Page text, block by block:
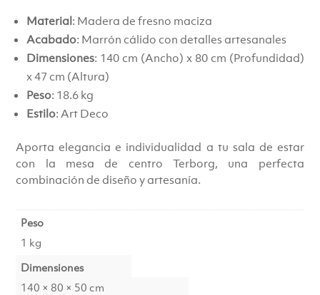
Material: Madera de fresno maciza
Acabado: Marrón cálido con detalles artesanales
Dimensiones: 140 cm (Ancho) x 80 cm (Profundidad)
x 47 cm (Altura)
Peso: 18.6 kg
Estilo: Art Deco
Aporta elegancia e individualidad a tu sala de estar
con la mesa de centro Terborg, una perfecta
combinación de diseño y artesanía.
Peso
1 kg
Dimensiones
140 × 80 × 50 cm